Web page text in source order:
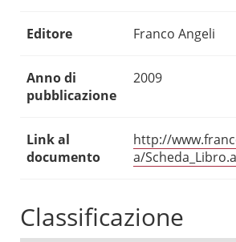
Editore Franco Angeli
Anno di
pubblicazione
2009
Link al
documento
http://
a/
Classificazione